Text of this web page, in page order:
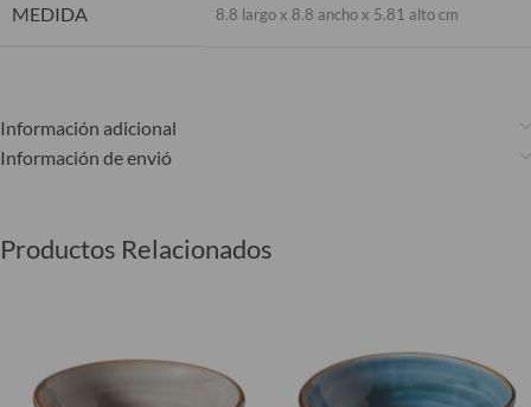
MEDIDA 8.8 largo x 8.8 ancho x 5.81 alto cm
Información adicional
Información de envió
Productos Relacionados